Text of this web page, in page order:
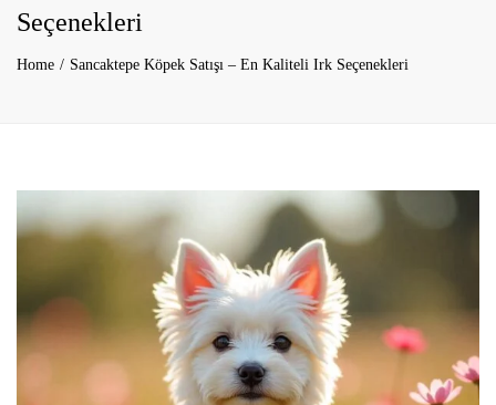
Seçenekleri
Home Sancaktepe Köpek Satışı – En Kaliteli Irk Seçenekleri